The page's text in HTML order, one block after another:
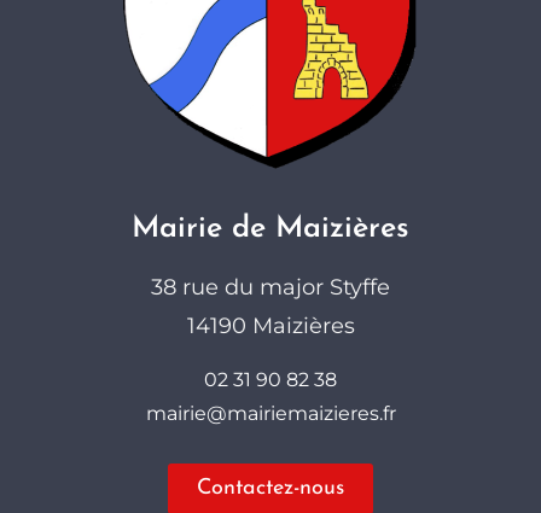
Mairie de Maizières
38 rue du major Styffe
14190 Maizières
02 31 90 82 38
mairie@mairiemaizieres.fr
Contactez-nous